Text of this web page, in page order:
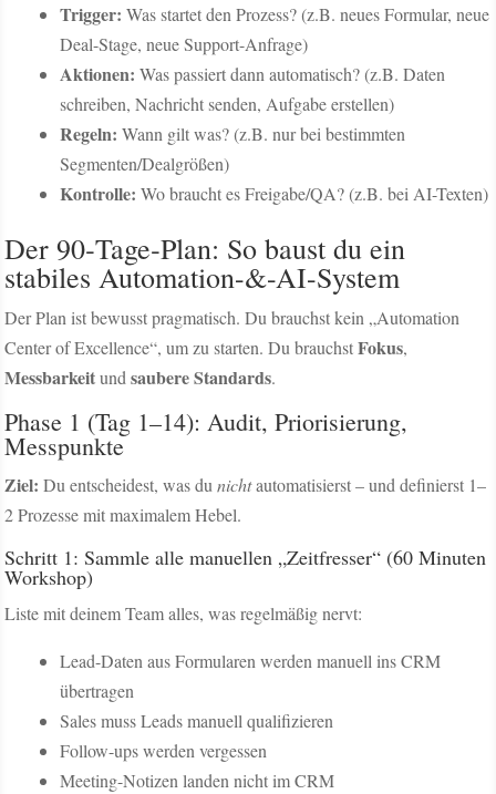
Trigger: Was startet den Prozess? (z.B. neues Formular, neue
Deal-Stage, neue Support-Anfrage)
Aktionen: Was passiert dann automatisch? (z.B. Daten
schreiben, Nachricht senden, Aufgabe erstellen)
Regeln: Wann gilt was? (z.B. nur bei bestimmten
Segmenten/Dealgrößen)
Kontrolle: Wo braucht es Freigabe/QA? (z.B. bei AI-Texten)
Der 90‑Tage‑Plan: So baust du ein
stabiles Automation-&-AI-System
Der Plan ist bewusst pragmatisch. Du brauchst kein „Automation
Center of Excellence“, um zu starten. Du brauchstFokus,
Messbarkeitundsaubere Standards.
Phase 1 (Tag 1–14): Audit, Priorisierung,
Messpunkte
Ziel: Du entscheidest, was dunichtautomatisierst – und definierst 1–
2 Prozesse mit maximalem Hebel.
Schritt 1: Sammle alle manuellen „Zeitfresser“ (60 Minuten
Workshop)
Liste mit deinem Team alles, was regelmäßig nervt:
Lead-Daten aus Formularen werden manuell ins CRM
übertragen
Sales muss Leads manuell qualifizieren
Follow-ups werden vergessen
Meeting-Notizen landen nicht im CRM